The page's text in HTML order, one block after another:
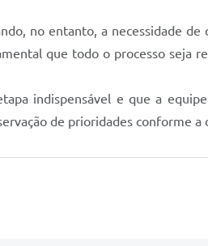
no entanto, a necessidade
que todo o processo seja
indispensável e que a
de prioridades conforme a